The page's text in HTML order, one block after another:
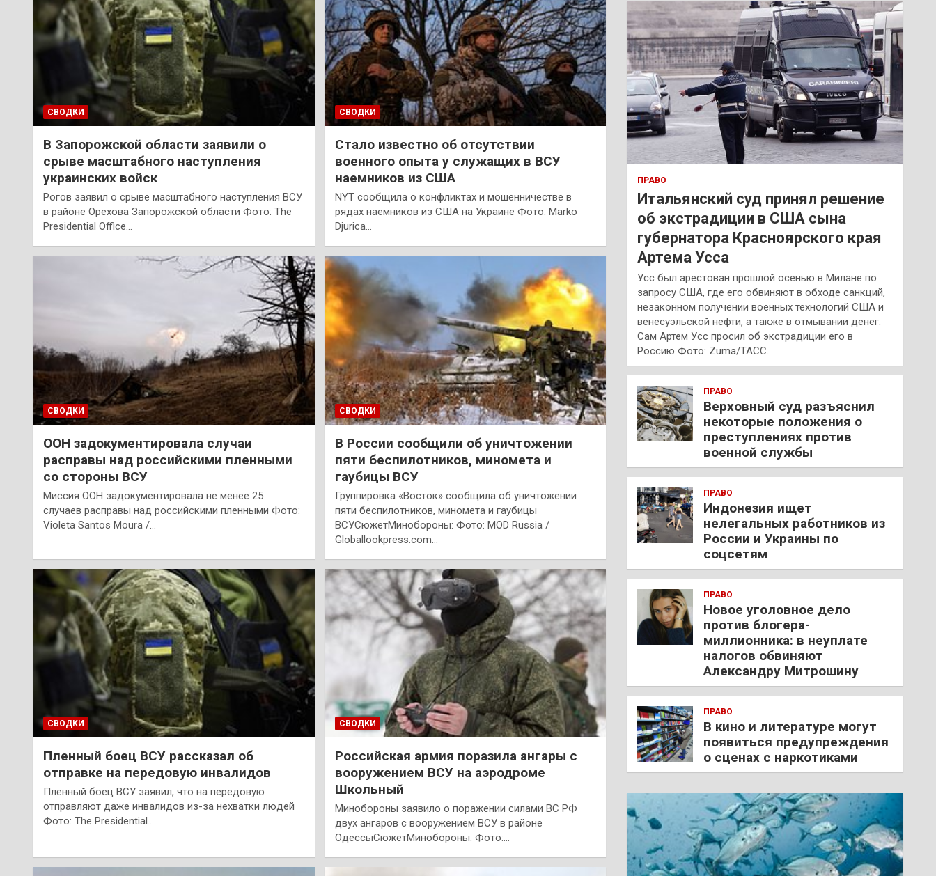
СВОДКИ
В Запорожской области заявили о
срыве масштабного наступления
украинских войск
Рогов заявил о срыве масштабного наступления ВСУ
в районе Орехова Запорожской области Фото: The
Presidential Office…
СВОДКИ
Стало известно об отсутствии
военного опыта у служащих в ВСУ
наемников из США
NYT сообщила о конфликтах и мошенничестве в
рядах наемников из США на Украине Фото: Marko
Djurica…
СВОДКИ
ООН задокументировала случаи
расправы над российскими пленными
со стороны ВСУ
Миссия ООН задокументировала не менее 25
случаев расправы над российскими пленными Фото:
Violeta Santos Moura /…
СВОДКИ
В России сообщили об уничтожении
пяти беспилотников, миномета и
гаубицы ВСУ
Группировка «Восток» сообщила об уничтожении
пяти беспилотников, миномета и гаубицы
ВСУСюжетМинобороны: Фото: MOD Russia /
Globallookpress.com…
СВОДКИ
Пленный боец ВСУ рассказал об
отправке на передовую инвалидов
Пленный боец ВСУ заявил, что на передовую
отправляют даже инвалидов из-за нехватки людей
Фото: The Presidential…
СВОДКИ
Российская армия поразила ангары с
вооружением ВСУ на аэродроме
Школьный
Минобороны заявило о поражении силами ВС РФ
двух ангаров с вооружением ВСУ в районе
ОдессыСюжетМинобороны: Фото:…
к
ПРАВО
Итальянский суд принял решение
об экстрадиции в США сына
губернатора Красноярского края
Артема Усса
Усс был арестован прошлой осенью в Милане по
запросу США, где его обвиняют в обходе санкций,
незаконном получении военных технологий США и
венесуэльской нефти, а также в отмывании денег.
Сам Артем Усс просил об экстрадиции его в
Россию Фото: Zuma/ТАСС…
ПРАВО
Верховный суд разъяснил
некоторые положения о
преступлениях против
военной службы
ПРАВО
Индонезия ищет
нелегальных работников из
России и Украины по
соцсетям
ПРАВО
Новое уголовное дело
против блогера-
миллионника: в неуплате
налогов обвиняют
Александру Митрошину
ПРАВО
В кино и литературе могут
появиться предупреждения
о сценах с наркотиками